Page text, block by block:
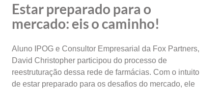
Estar preparado para o
mercado: eis o caminho!
Aluno IPOG e Consultor Empresarial da Fox Partners,
David Christopher participou do processo de
reestruturação dessa rede de farmácias. Com o intuito
de estar preparado para os desafios do mercado, ele